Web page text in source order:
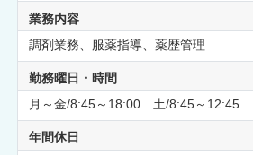
業務内容
調剤業務、服薬指導、薬歴管理
勤務曜日・時間
月～金/8:45～18:00 土/8:45～12:45
年間休日